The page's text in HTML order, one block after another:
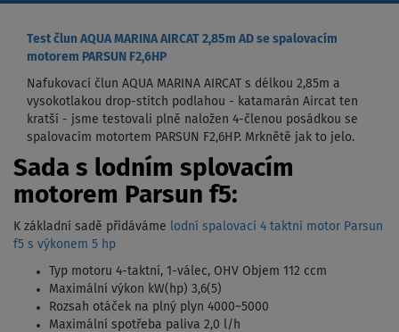
Test člun AQUA MARINA AIRCAT 2,85m AD se spalovacím
motorem PARSUN F2,6HP
Nafukovací člun AQUA MARINA AIRCAT s délkou 2,85m a
vysokotlakou drop-stitch podlahou - katamarán Aircat ten
kratší - jsme testovali plně naložen 4-členou posádkou se
spalovacím motortem PARSUN F2,6HP. Mrknětě jak to jelo.
Sada s lodním splovacím
motorem Parsun f5:
K základní sadě přidáváme
lodní spalovací 4 taktní motor Parsun
f5 s výkonem 5 hp
Typ motoru 4-taktní, 1-válec, OHV Objem 112 ccm
Maximální výkon kW(hp) 3,6(5)
Rozsah otáček na plný plyn 4000~5000
Maximální spotřeba paliva 2,0 l/h